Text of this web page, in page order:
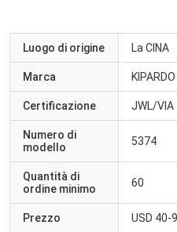
Luogo di origine La CINA
Marca KIPARDO
Certificazione JWL/VIA
Numero di
modello
5374
Quantità di
ordine minimo
60
Prezzo USD 40-